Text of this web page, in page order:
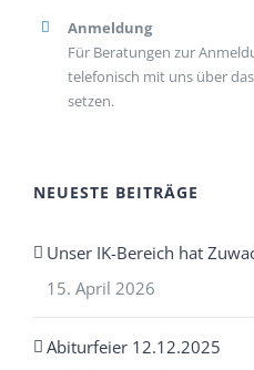
Anmeldung
Für Beratungen zur
telefonisch mit uns über
setzen.
NEUESTE BEITRÄGE
Unser IK-Bereich hat
15. April 2026
Abiturfeier 12.12.2025